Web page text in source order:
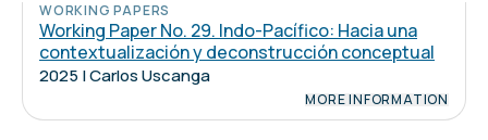
WORKING PAPERS
Working Paper No. 29. Indo-Pacífico: Hacia una
contextualización y deconstrucción conceptual
2025 | Carlos Uscanga
MORE INFORMATION